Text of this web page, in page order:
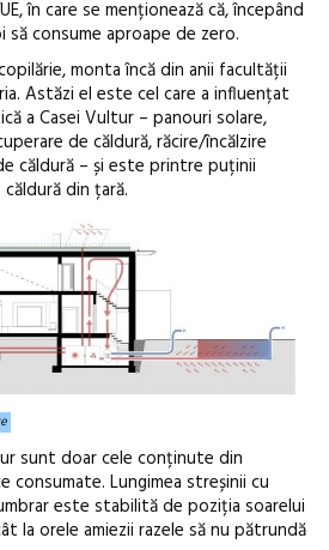
în care se menționează că, începând
consume aproape de zero.
monta încă din anii facultății
Astăzi el este cel care a influențat
a Casei Vultur – panouri solare,
de căldură, răcire/încălzire
căldură – și este printre puținii
din țară.
sunt doar cele conținute din
consumate. Lungimea streșinii cu
este stabilită de poziția soarelui
la orele amiezii razele să nu pătrundă